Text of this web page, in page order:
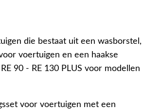
die bestaat uit een wasborstel,
voertuigen en een haakse
90 - RE 130 PLUS voor modellen
voor voertuigen met een